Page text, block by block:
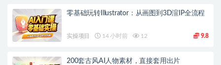
零基础玩转Illustrator：从画图到3D渲IP全流程
实操项目 14 小时前 12 9.8
200套古风AI人物素材，直接套用出片